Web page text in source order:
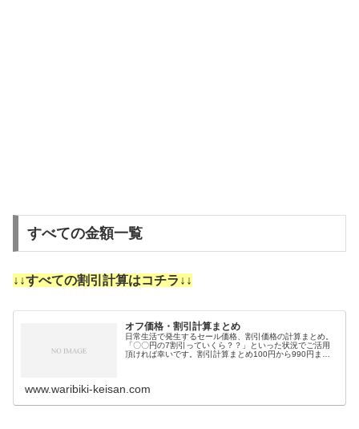
すべての金額一覧
↓↓すべての割引計算はコチラ↓↓
オフ価格・割引計算まとめ
日常生活で発生するセール価格、割引価格の計算まとめ。
「〇〇円の7割引っていくら？？」といった状況でご活用
頂ければ幸いです。割引計算まとめ100円から990円まで
www.waribiki-keisan.com